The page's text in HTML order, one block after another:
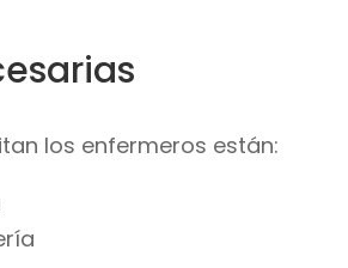
los enfermeros están: